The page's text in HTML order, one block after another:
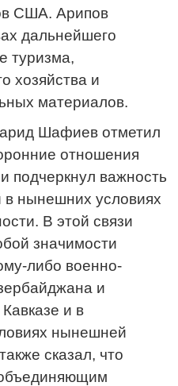
США. Арипов
дальнейшего
туризма,
хозяйства и
материалов.
Шафиев отметил
отношения
подчеркнул важность
в нынешних условиях
В этой связи
значимости
либо военно-
и
и в
нынешней
сказал, что